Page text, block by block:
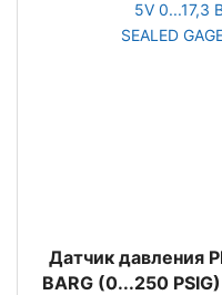
Датчик давления
BARG (0...250